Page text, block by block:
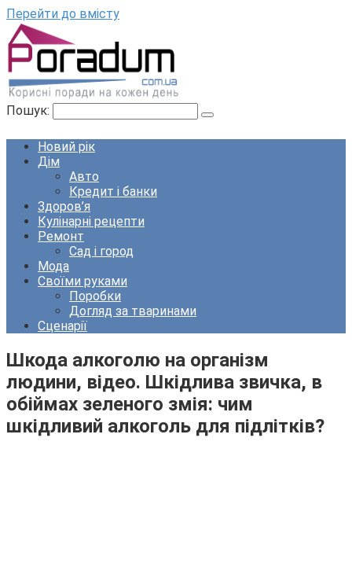
Перейти до вмісту
Пошук:
Новий рік
Дім
Авто
Кредит і банки
Здоров’я
Кулінарні рецепти
Ремонт
Сад і город
Мода
Своїми руками
Поробки
Догляд за тваринами
Сценарії
Шкода алкоголю на організм
людини, відео. Шкідлива звичка, в
обіймах зеленого змія: чим
шкідливий алкоголь для підлітків?